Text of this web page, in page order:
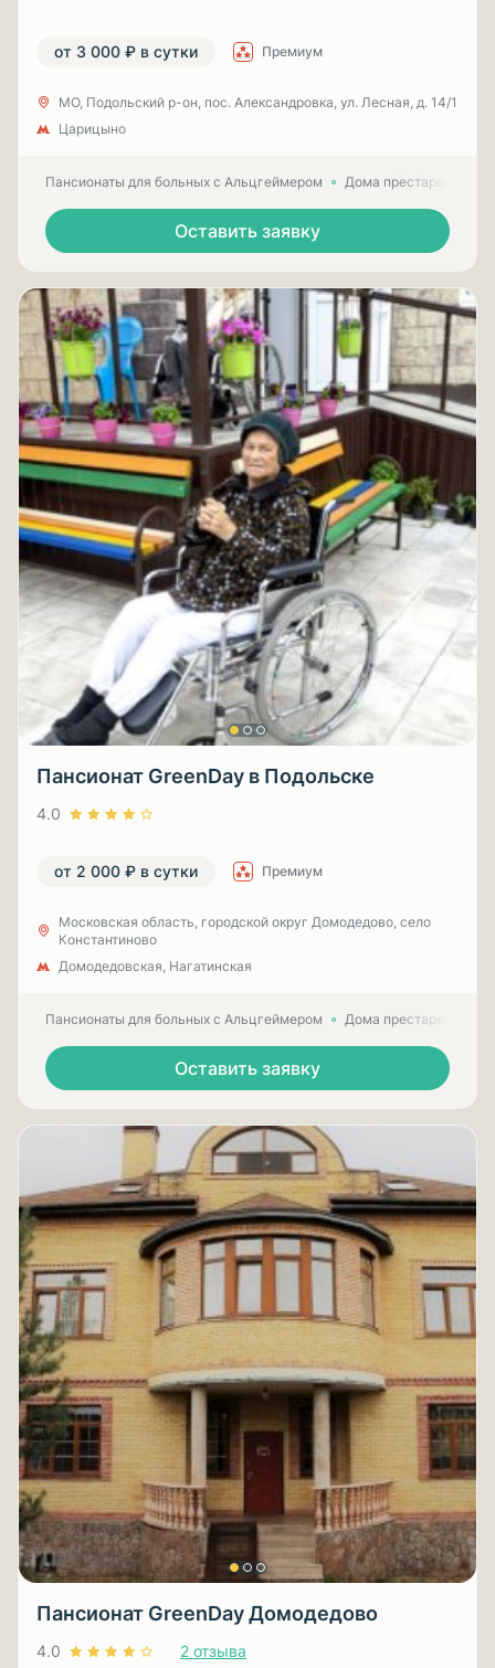
от 3 000 ₽ в сутки Премиум
МО, Подольский р-он, пос. Александровка, ул. Лесная, д. 14/1
Царицыно
Пансионаты для больных с Альцгеймером Дома престарелых
Оставить заявку
Пансионат GreenDay в Подольске
4.0
от 2 000 ₽ в сутки Премиум
Московская область, городской округ Домодедово, село
Константиново
Домодедовская, Нагатинская
Пансионаты для больных с Альцгеймером Дома престарелых
Оставить заявку
Пансионат GreenDay Домодедово
4.0 2 отзыва